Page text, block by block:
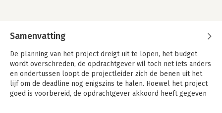
Samenvatting
De planning van het project dreigt uit te lopen, het budget
wordt overschreden, de opdrachtgever wil toch net iets anders
en ondertussen loopt de projectleider zich de benen uit het
lijf om de deadline nog enigszins te halen. Hoewel het project
goed is voorbereid, de opdrachtgever akkoord heeft gegeven